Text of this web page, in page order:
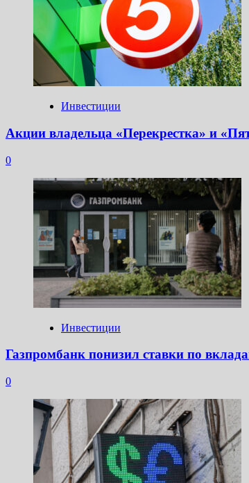
Инвестиции
Акции владельца «Перекрестка» и
0
Инвестиции
Газпромбанк понизил ставки по
0